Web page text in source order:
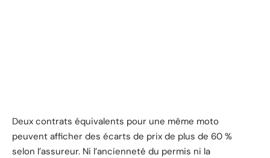
Deux contrats équivalents pour une même moto
peuvent afficher des écarts de prix de plus de 60 %
selon l’assureur. Ni l’ancienneté du permis ni la